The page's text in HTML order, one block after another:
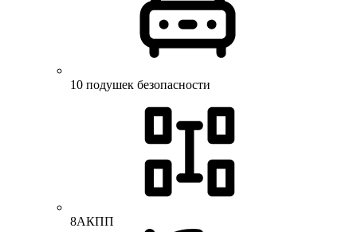
10 подушек безопасности
8АКПП